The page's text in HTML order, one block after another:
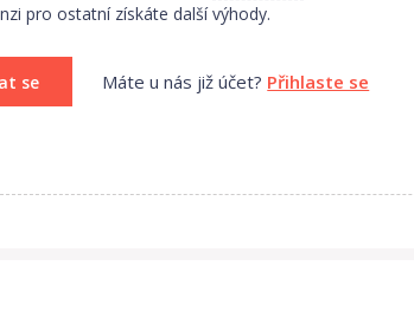
pro ostatní získáte další výhody.
se Máte u nás již účet? Přihlaste se